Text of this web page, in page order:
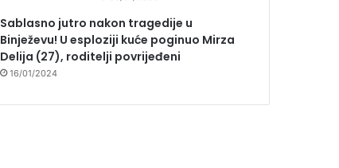
Sablasno jutro nakon tragedije u
Binježevu! U esploziji kuće poginuo Mirza
Delija (27), roditelji povrijeđeni
16/01/2024